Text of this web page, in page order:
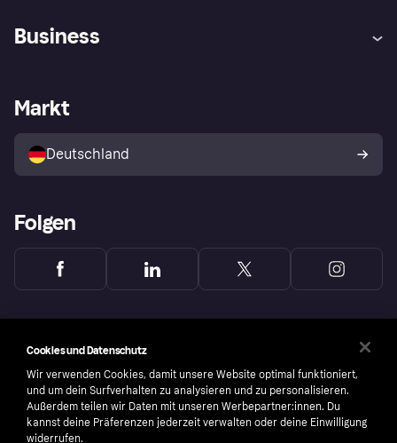
Klarna App
Shops entdecken
Käuferschutzrichtlinie
Dein Widerrufsrecht
Business
Händlerportal
Markt
Deutschland
Folgen
Cookies und Datenschutz
Wir verwenden Cookies, damit unsere Website optimal funktioniert,
und um dein Surfverhalten zu analysieren und zu personalisieren.
Außerdem teilen wir Daten mit unseren Werbepartner:innen. Du
kannst deine Präferenzen jederzeit verwalten oder deine Einwilligung
widerrufen.